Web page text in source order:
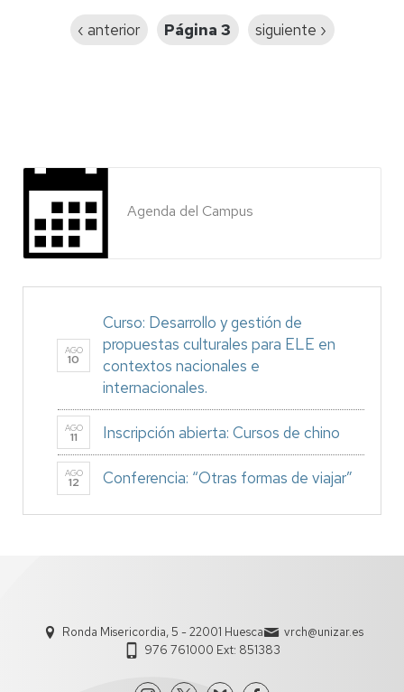
Página
‹ anterior Página 3
Siguiente
siguiente ›
Agenda del Campus
AGO
10
Curso: Desarrollo y gestión de
propuestas culturales para ELE en
contextos nacionales e
internacionales.
AGO
11 Inscripción abierta: Cursos de chino
AGO
12 Conferencia: “Otras formas de viajar”
Ronda Misericordia, 5 - 22001 Huesca
vrch@unizar.es
976 761000 Ext: 851383